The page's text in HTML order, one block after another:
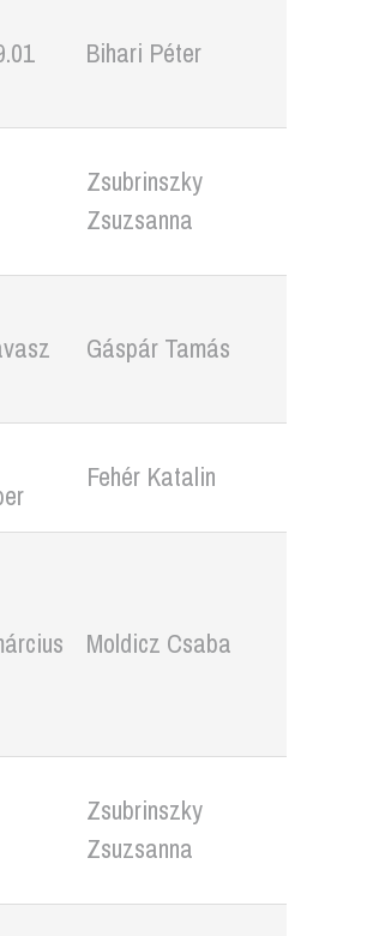
Bihari Péter
Zsubrinszky
Zsuzsanna
Gáspár Tamás
Fehér Katalin
Moldicz Csaba
Zsubrinszky
Zsuzsanna